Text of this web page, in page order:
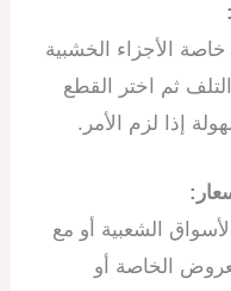
الأجزاء الخشبية
ثم اختر القطع
إذا لزم الأمر.
الشعبية أو مع
الخاصة أو